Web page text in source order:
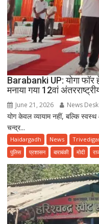
Barabanki UP: योगा फॉर
मनाया गया 12वां
June 21, 2026 News Desk
योग केवल व्यायाम नहीं, बल्कि
चन्द्र...
Haidargadh News
पुलिस
प्रशासन बाराबंकी मोदी